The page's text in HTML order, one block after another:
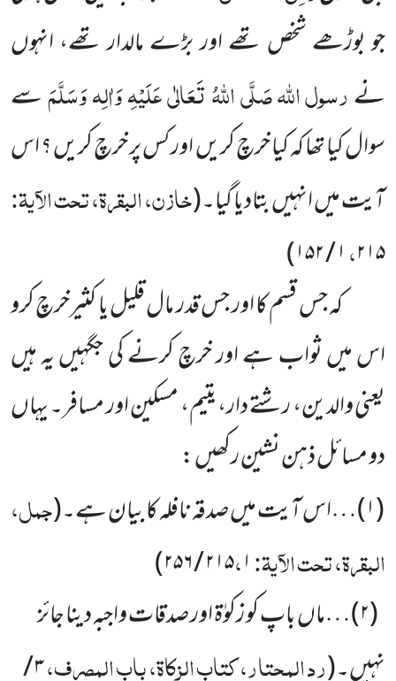
جو بوڑھے شخص تھے اور بڑے مالدار تھے، انہوں
نےرسولاللہصَلَّی اللہُ تَعَالٰی عَلَیْہِ وَاٰلِہ وَسَلَّمَسے
سوال کیا تھا کہ کیا خرچ کریں اور کس پر خرچ کریں ؟ اس
آیت میں انہیں بتادیا گیا۔(خازن، البقرۃ، تحت الآیۃ:
۲۱۵،۱ / ۱۵۲)
کہ جس قسم کا اور جس قدر مال قلیل یا کثیرخرچ کرو
اس میں ثواب ہے اور خرچ کرنے کی جگہیں یہ ہیں
یعنی والدین، رشتے دار، یتیم، مسکین اور مسافر۔ یہاں
دو مسائل ذہن نشین رکھیں :
(۱)… اس آیت میں صدقہ نافلہ کا بیان ہے۔(جمل،
البقرۃ، تحت الآیۃ: ۲۱۵،۱ / ۲۵۶)
(۲)…
ماں باپ کو زکوٰۃ اور صدقات واجبہ دینا جائز
نہیں۔(رد المحتار، کتاب الزکاۃ، باب المصرف، ۳ /